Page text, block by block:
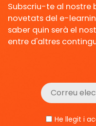
Subscriu-te al nostre
novetats del e-
saber quin serà el
entre d'altres
He llegit i